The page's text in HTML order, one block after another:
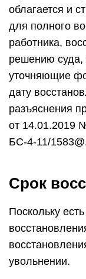
облагается и
для полного
работника,
решению суда,
уточняющие
дату
разъяснения
от 14.01.2019
БС-4-11/
Срок
Поскольку
увольнении.